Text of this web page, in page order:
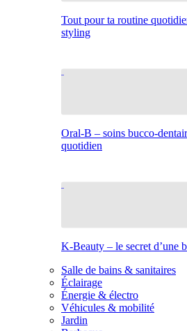
Tout pour ta routine
styling
Oral-B – soins bucco-
quotidien
K-Beauty – le secret d’une
Salle de bains & sanitaires
Éclairage
Énergie & électro
Véhicules & mobilité
Jardin